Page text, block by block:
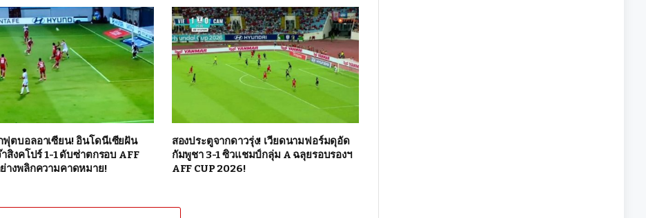
ฟุตบอลอาเซียน! อินโดนีเซียฝัน
าสิงคโปร์ 1-1 ดับซ่าตกรอบ AFF
างพลิกความคาดหมาย!
สองประตูจากดาวรุ่ง! เวียดนามฟอร์มดุอัด
กัมพูชา 3-1 ซิวแชมป์กลุ่ม A ฉลุยรอบรองฯ
AFF CUP 2026!